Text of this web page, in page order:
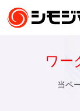
ワー
当ペ